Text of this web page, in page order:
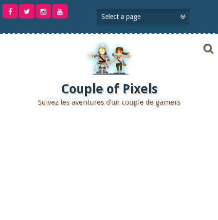
Aller
Couple of Pixels
Suivez les aventures d'un couple de gamers